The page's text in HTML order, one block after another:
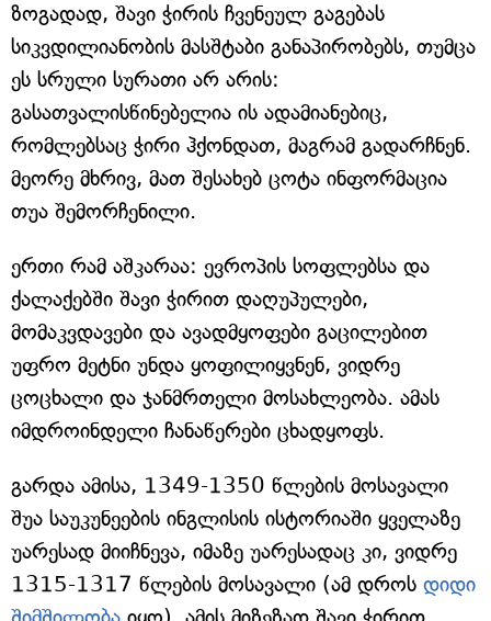
ზოგადად, შავი ჭირის ჩვენეულ გაგებას
სიკვდილიანობის მასშტაბი განაპირობებს, თუმცა
ეს სრული სურათი არ არის:
გასათვალისწინებელია ის ადამიანებიც,
რომლებსაც ჭირი ჰქონდათ, მაგრამ გადარჩნენ.
მეორე მხრივ, მათ შესახებ ცოტა ინფორმაცია
თუა შემორჩენილი.
ერთი რამ აშკარაა: ევროპის სოფლებსა და
ქალაქებში შავი ჭირით დაღუპულები,
მომაკვდავები და ავადმყოფები გაცილებით
უფრო მეტნი უნდა ყოფილიყვნენ, ვიდრე
ცოცხალი და ჯანმრთელი მოსახლეობა. ამას
იმდროინდელი ჩანაწერები ცხადყოფს.
გარდა ამისა, 1349-1350 წლების მოსავალი
შუა საუკუნეების ინგლისის ისტორიაში ყველაზე
უარესად მიიჩნევა, იმაზე უარესადაც კი, ვიდრე
1315-1317 წლების მოსავალი (ამ დროს დიდი